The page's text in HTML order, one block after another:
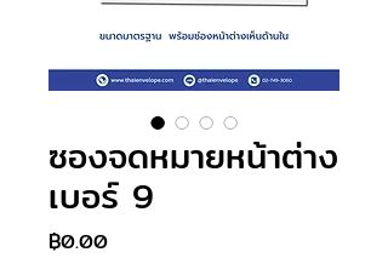
ซองจดหมายหน้าต่าง
เบอร์ 9
฿0.00ราคา